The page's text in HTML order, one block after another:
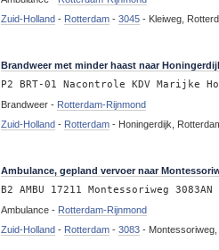
Zuid-Holland - Rotterdam -3045 - Kleiweg,
Brandweer met minder haast naar
P2 BRT-01 Nacontrole KDV Marijke
Brandweer - Rotterdam-Rijnmond
Zuid-Holland - Rotterdam - Honingerdijk,
Ambulance, gepland vervoer naar
B2 AMBU 17211 Montessoriweg 3083AN
Ambulance - Rotterdam-Rijnmond
Zuid-Holland - Rotterdam -3083 -